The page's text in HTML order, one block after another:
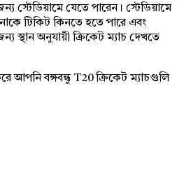
স্টেডিয়ামে যেতে পারেন। স্টেডিয়ামে
টিকিট কিনতে হতে পারে এবং
স্থান অনুযায়ী ক্রিকেট ম্যাচ দেখতে
আপনি বঙ্গবন্ধু T20 ক্রিকেট ম্যাচগুলি